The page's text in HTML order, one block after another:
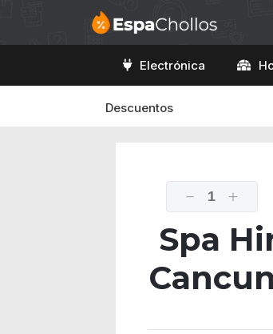
Electrónica
Descuentos
1
Spa